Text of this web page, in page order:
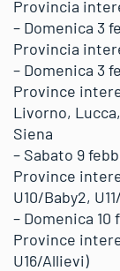
Provincia
– Domenica 3
Provincia
– Domenica 3
Province
Livorno,
Siena
– Sabato 9
Province
U10/Baby2,
– Domenica 10
Province
U16/Allievi)